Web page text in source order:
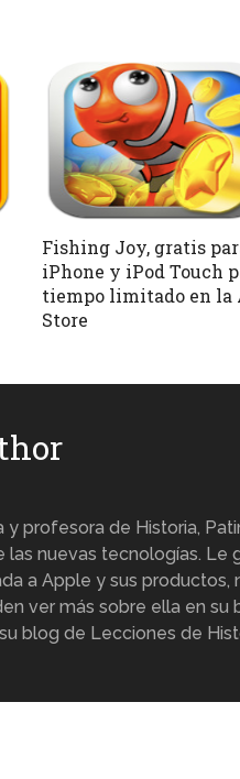
Fishing Joy, gratis
iPhone y iPod Touch
tiempo limitado en la
Store
y profesora de Historia,
las nuevas tecnologías. Le
a Apple y sus productos,
ver más sobre ella en su
blog de Lecciones de